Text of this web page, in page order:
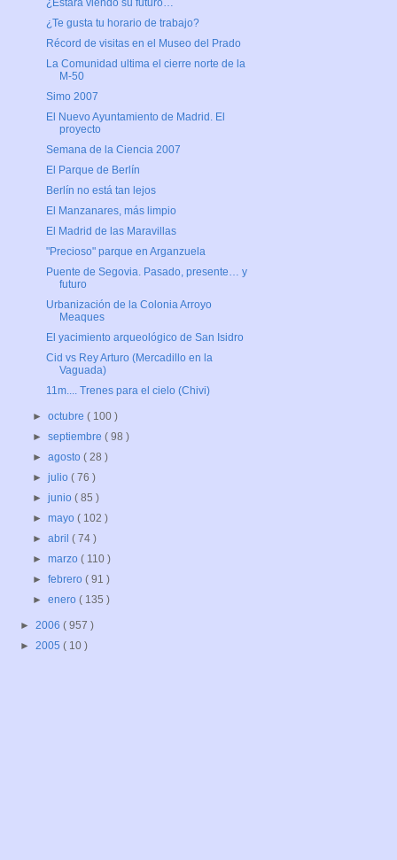
¿Estará viendo su futuro…
¿Te gusta tu horario de trabajo?
Récord de visitas en el Museo del Prado
La Comunidad ultima el cierre norte de la
M-50
Simo 2007
El Nuevo Ayuntamiento de Madrid. El
proyecto
Semana de la Ciencia 2007
El Parque de Berlín
Berlín no está tan lejos
El Manzanares, más limpio
El Madrid de las Maravillas
"Precioso" parque en Arganzuela
Puente de Segovia. Pasado, presente… y
futuro
Urbanización de la Colonia Arroyo
Meaques
El yacimiento arqueológico de San Isidro
Cid vs Rey Arturo (Mercadillo en la
Vaguada)
11m.... Trenes para el cielo (Chivi)
►octubre( 100 )
►septiembre( 98 )
►agosto( 28 )
►julio( 76 )
►junio( 85 )
►mayo( 102 )
►abril( 74 )
►marzo( 110 )
►febrero( 91 )
►enero( 135 )
► 2006 ( 957 )
► 2005 ( 10 )